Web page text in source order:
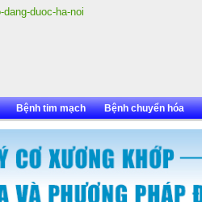
Bệnh tim mạch Bệnh chuyển hóa